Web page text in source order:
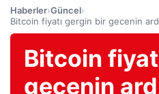
Haberler›Güncel›
Bitcoin fiyatı gergin bir gecenin
Bitcoin
gecenin